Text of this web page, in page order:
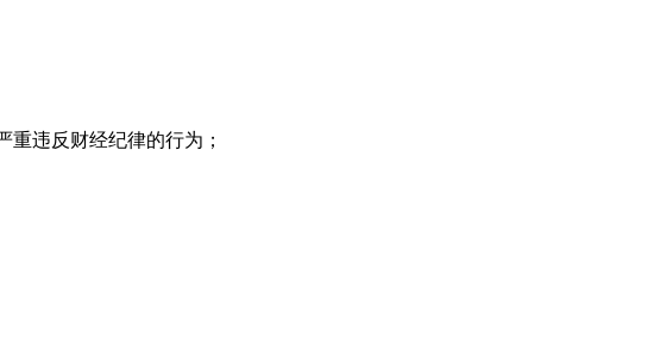
违反财经纪律的行为；